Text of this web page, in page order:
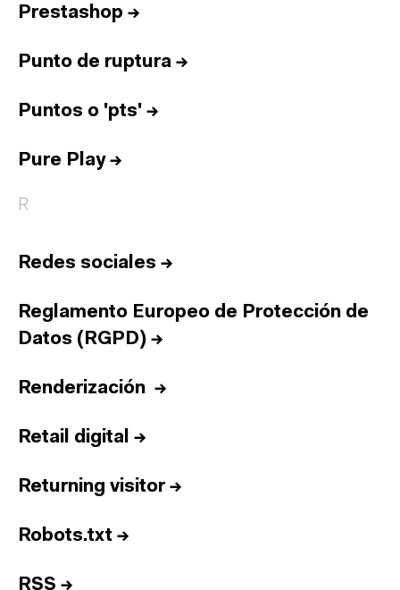
Prestashop →
Punto de ruptura →
Puntos o 'pts' →
Pure Play→
R
Redes sociales →
Reglamento Europeo de Protección de
Datos (RGPD) →
Renderización →
Retail digital →
Returning visitor→
Robots.txt →
RSS →